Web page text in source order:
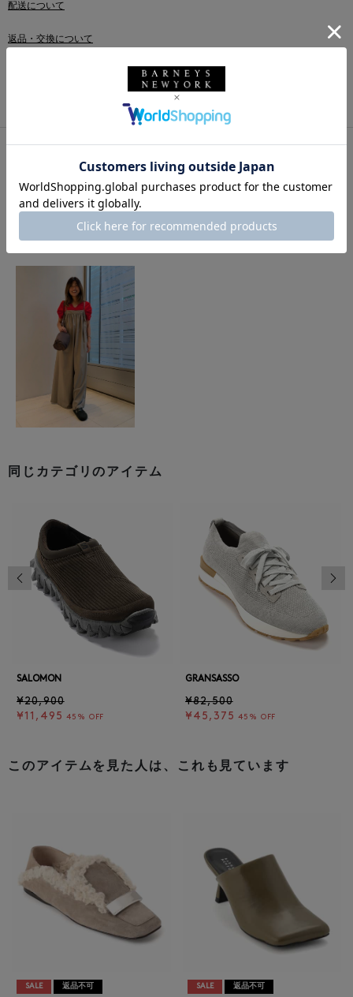
配送について
返品・交換について
このアイテムをシェアする
このアイテムを使用したスタイリング
同じカテゴリのアイテム
SALOMON
¥20,900
¥11,495 45% OFF
GRANSASSO
¥82,500
¥45,375 45% OFF
前の画像
このアイテムを見た人は、これも見ています
SALE 返品不可 SALE 返品不可